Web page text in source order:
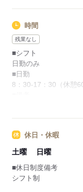
時間
残業なし
■シフト
日勤のみ
■日勤
8：30-17：30（休憩60
休日・休暇
土曜 日曜
■休日制度備考
シフト制